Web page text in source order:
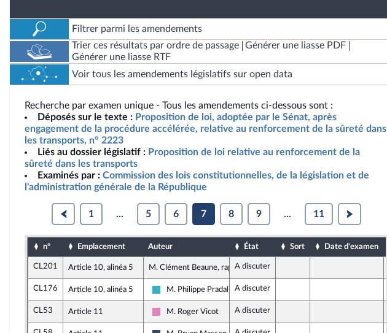
Filtrer parmi les amendements
Trier ces résultats par ordre de passage
Générer une liasse PDF
Générer une liasse RTF
Voir tous les amendements législatifs sur open data
Recherche par examen unique - Tous les amendements ci-dessous sont :
Déposés sur le texte : Proposition de loi, adoptée par le Sénat, après
engagement de la procédure accélérée, relative au renforcement de la sûreté dans
les transports, n° 2223
Liés au dossier législatif : Proposition de loi relative au renforcement de la
sûreté dans les transports
Examinés par : Commission des lois constitutionnelles, de la législation et de
l'administration générale de la République
1 ... 5 6 7 8 9 ... 11
n° Emplacement Auteur État Sort Date d'examen
CL201 Article 10, alinéa 5 M. Clément Beaune, rapporteur
A discuter
CL176 Article 10, alinéa 5
Horizons et apparentés
M. Philippe Pradal A discuter
CL53 Article 11
Socialistes et apparentés
M. Roger Vicot A discuter